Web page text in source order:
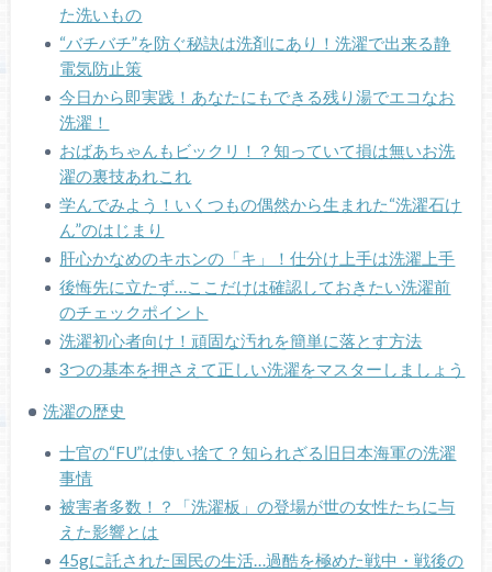
た洗いもの
“バチバチ”を防ぐ秘訣は洗剤にあり！洗濯で出来る静
電気防止策
今日から即実践！あなたにもできる残り湯でエコなお
洗濯！
おばあちゃんもビックリ！？知っていて損は無いお洗
濯の裏技あれこれ
学んでみよう！いくつもの偶然から生まれた“洗濯石け
ん”のはじまり
肝心かなめのキホンの「キ」！仕分け上手は洗濯上手
後悔先に立たず…ここだけは確認しておきたい洗濯前
のチェックポイント
洗濯初心者向け！頑固な汚れを簡単に落とす方法
3つの基本を押さえて正しい洗濯をマスターしましょう
洗濯の歴史
士官の“FU”は使い捨て？知られざる旧日本海軍の洗濯
事情
被害者多数！？「洗濯板」の登場が世の女性たちに与
えた影響とは
45gに託された国民の生活…過酷を極めた戦中・戦後の